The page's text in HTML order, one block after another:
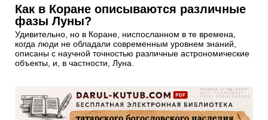
Как в Коране описываются различные
фазы Луны?
Удивительно, но в Коране, ниспосланном в те времена,
когда люди не обладали современным уровнем знаний,
описаны с научной точностью различные астрономические
объекты, и, в частности, Луна.